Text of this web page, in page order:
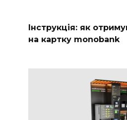
Інструкція: як
на картку monobank